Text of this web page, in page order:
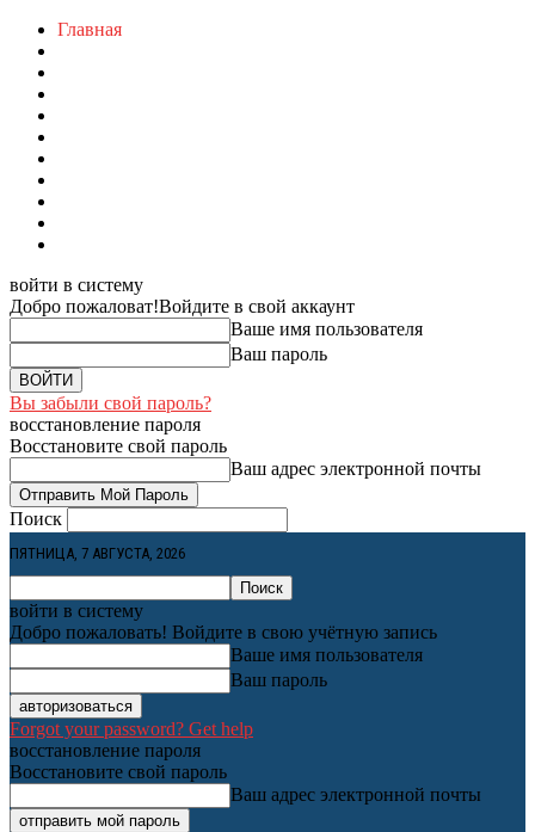
Главная
войти в систему
Добро пожаловат!Войдите в свой аккаунт
Ваше имя пользователя
Ваш пароль
Вы забыли свой пароль?
восстановление пароля
Восстановите свой пароль
Ваш адрес электронной почты
Поиск
ПЯТНИЦА, 7 АВГУСТА, 2026
войти в систему
Добро пожаловать! Войдите в свою учётную запись
Ваше имя пользователя
Ваш пароль
Forgot your password? Get help
восстановление пароля
Восстановите свой пароль
Ваш адрес электронной почты